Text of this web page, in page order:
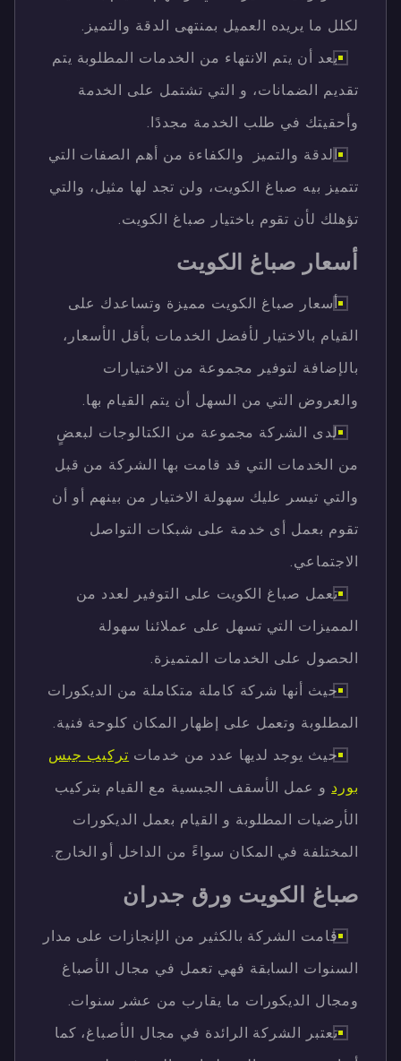
لكلل ما يريده العميل بمنتهى الدقة والتميز.
بعد أن يتم الانتهاء من الخدمات المطلوبة يتم
تقديم الضمانات، و التي تشتمل على الخدمة
وأحقيتك في طلب الخدمة مجددًا.
الدقة والتميز والكفاءة من أهم الصفات التي
تتميز بيه صباغ الكويت، ولن تجد لها مثيل، والتي
تؤهلك لأن تقوم باختيار صباغ الكويت.
أسعار صباغ الكويت
أسعار صباغ الكويت مميزة وتساعدك على
القيام بالاختيار لأفضل الخدمات بأقل الأسعار،
بالإضافة لتوفير مجموعة من الاختيارات
والعروض التي من السهل أن يتم القيام بها.
لدى الشركة مجموعة من الكتالوجات لبعضٍ
من الخدمات التي قد قامت بها الشركة من قبل
والتي تيسر عليك سهولة الاختيار من بينهم أو أن
تقوم بعمل أى خدمة على شبكات التواصل
الاجتماعي.
تعمل صباغ الكويت على التوفير لعدد من
المميزات التي تسهل على عملائنا سهولة
الحصول على الخدمات المتميزة.
حيث أنها شركة كاملة متكاملة من الديكورات
المطلوبة وتعمل على إظهار المكان كلوحة فنية.
حيث يوجد لديها عدد من خدمات تركيب جبس
بورد و عمل الأسقف الجبسية مع القيام بتركيب
الأرضيات المطلوبة و القيام بعمل الديكورات
المختلفة في المكان سواءً من الداخل أو الخارج.
صباغ الكويت ورق جدران
قامت الشركة بالكثير من الإنجازات على مدار
السنوات السابقة فهي تعمل في مجال الأصباغ
ومجال الديكورات ما يقارب من عشر سنوات.
تعتبر الشركة الرائدة في مجال الأصباغ، كما